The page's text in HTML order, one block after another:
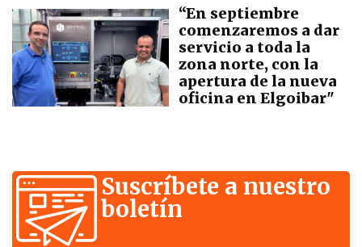
“En septiembre
comenzaremos a dar
servicio a toda la
zona norte, con la
apertura de la nueva
oficina en Elgoibar"
Suscríbete a nuestro
boletín